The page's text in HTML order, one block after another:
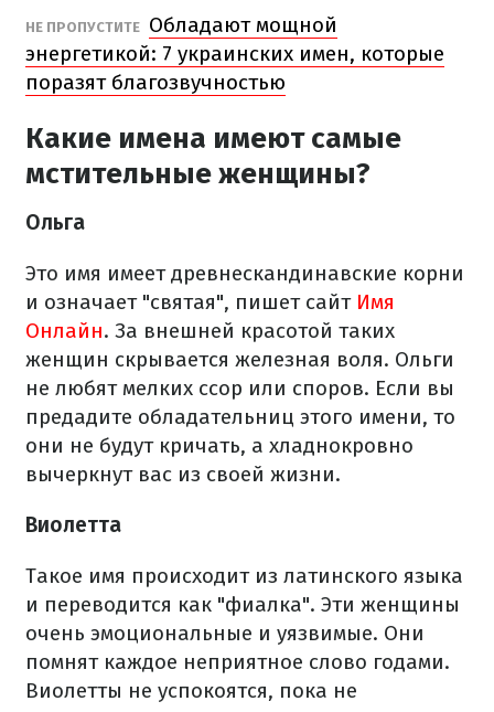
НЕ ПРОПУСТИТЕ Обладают мощной
энергетикой: 7 украинских имен, которые
поразят благозвучностью
Какие имена имеют самые
мстительные женщины?
Ольга
Это имя имеет древнескандинавские корни
и означает "святая", пишет сайт Имя
Онлайн. За внешней красотой таких
женщин скрывается железная воля. Ольги
не любят мелких ссор или споров. Если вы
предадите обладательниц этого имени, то
они не будут кричать, а хладнокровно
вычеркнут вас из своей жизни.
Виолетта
Такое имя происходит из латинского языка
и переводится как "фиалка". Эти женщины
очень эмоциональные и уязвимые. Они
помнят каждое неприятное слово годами.
Виолетты не успокоятся, пока не